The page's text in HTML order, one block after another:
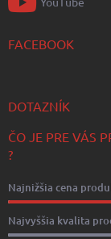
FACEBOOK
DOTAZNÍK
ČO JE PRE VÁS
?
Najnižšia cena
Najvyššia kvalita